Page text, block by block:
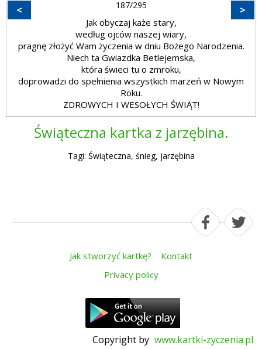
< 187/295 >
Jak obyczaj każe stary,
według ojców naszej wiary,
pragnę złożyć Wam życzenia w dniu Bożego Narodzenia.
Niech ta Gwiazdka Betlejemska,
która świeci tu o zmroku,
doprowadzi do spełnienia wszystkich marzeń w Nowym
Roku.
ZDROWYCH I WESOŁYCH ŚWIĄT!
Świąteczna kartka z jarzębina.
Tagi: Świąteczna, śnieg, jarzębina
Jak stworzyć kartkę?
Kontakt
Privacy policy
Copyright by www.kartki-zyczenia.pl